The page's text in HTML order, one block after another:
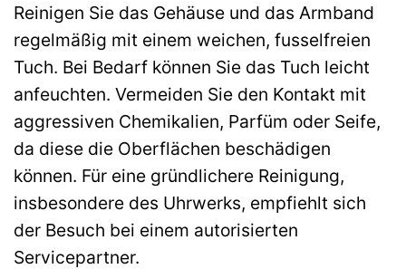
Reinigen Sie das Gehäuse und das Armband
regelmäßig mit einem weichen, fusselfreien
Tuch. Bei Bedarf können Sie das Tuch leicht
anfeuchten. Vermeiden Sie den Kontakt mit
aggressiven Chemikalien, Parfüm oder Seife,
da diese die Oberflächen beschädigen
können. Für eine gründlichere Reinigung,
insbesondere des Uhrwerks, empfiehlt sich
der Besuch bei einem autorisierten
Servicepartner.